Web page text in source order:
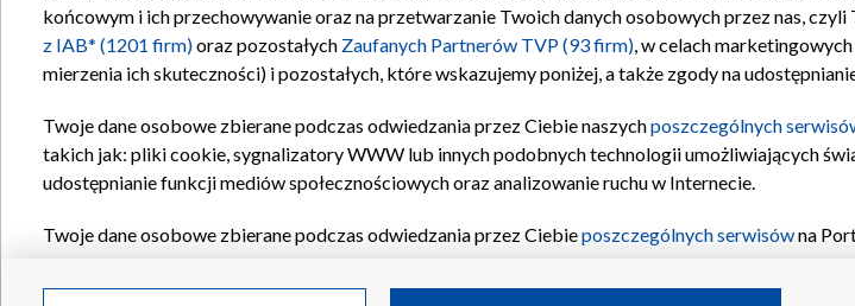
końcowym i ich przechowywanie oraz na przetwarzanie Twoich danych osobowych przez nas, czyli
z IAB* (1201 firm)oraz pozostałych Zaufanych Partnerów TVP (93 firm), w celach
mierzenia ich skuteczności) i pozostałych, które wskazujemy poniżej, a także zgody na
Twoje dane osobowe zbierane podczas odwiedzania przez Ciebie naszychposzczególnych
takich jak: pliki cookie, sygnalizatory WWW lub innych podobnych technologii umożliwiających
udostępnianie funkcji mediów społecznościowych oraz analizowanie ruchu w Internecie.
Twoje dane osobowe zbierane podczas odwiedzania przez Ciebieposzczególnych serwisówna
Partnerów TVPdla realizacji następujących celów i funkcji: przechowywania informacji na